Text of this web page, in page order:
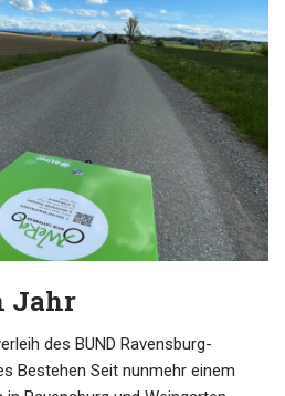
Jahr
des BUND Ravensburg-
Bestehen Seit nunmehr einem